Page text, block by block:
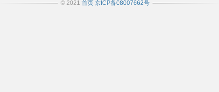
© 2021 首页 京ICP备08007662号